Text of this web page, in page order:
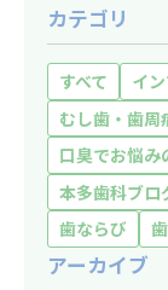
カテゴリ
すべて イ
むし歯・歯周
口臭でお悩み
本多歯科ブロ
歯ならび
アーカイブ